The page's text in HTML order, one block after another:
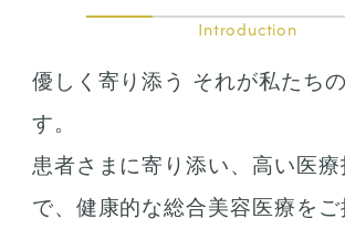
Introduction
優しく寄り添う それが私たち
す。
患者さまに寄り添い、高い医
で、健康的な総合美容医療をご